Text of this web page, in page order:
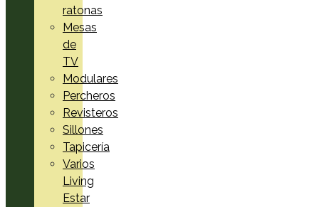
ratonas
Mesas
de
TV
Modulares
Percheros
Revisteros
Sillones
Tapicería
Varios
Living
Estar